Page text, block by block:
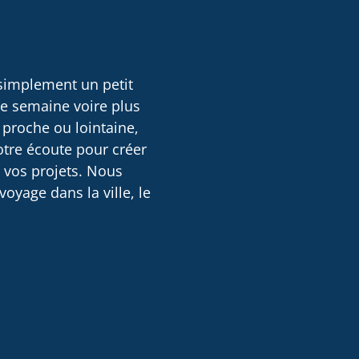
un petit
semaine voire plus
ou lointaine,
écoute pour créer
projets. Nous
dans la ville, le